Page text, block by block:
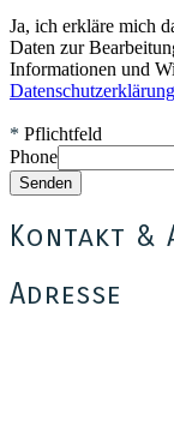
Ja, ich erkläre mich
Daten zur
Informationen und
Datenschutzerklärung
* Pflichtfeld
Phone
Senden
Kontakt &
Adresse